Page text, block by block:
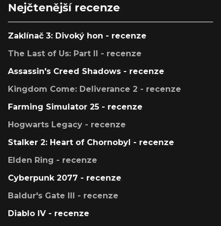
Nejčtenější recenze
Zaklínač 3: Divoký hon - recenze
The Last of Us: Part II - recenze
Assassin's Creed Shadows - recenze
Kingdom Come: Deliverance 2 - recenze
Farming Simulator 25 - recenze
Hogwarts Legacy - recenze
Stalker 2: Heart of Chornobyl - recenze
Elden Ring - recenze
Cyberpunk 2077 - recenze
Baldur's Gate III - recenze
Diablo IV - recenze